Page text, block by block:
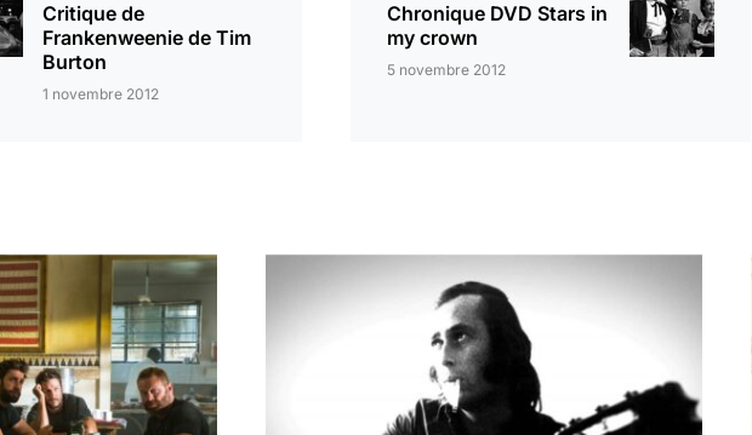
Critique de
Frankenweenie de Tim
Burton
1 novembre 2012
Chronique DVD Stars in
my crown
5 novembre 2012